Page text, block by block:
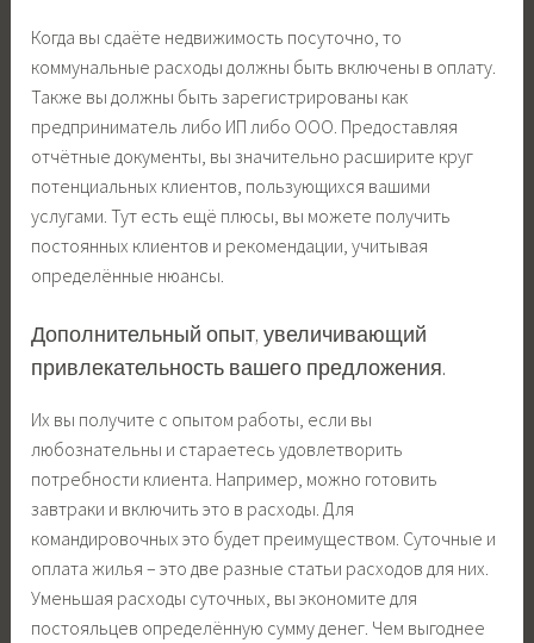
Когда вы сдаёте недвижимость посуточно, то
коммунальные расходы должны быть включены в оплату.
Также вы должны быть зарегистрированы как
предприниматель либо ИП либо ООО. Предоставляя
отчётные документы, вы значительно расширите круг
потенциальных клиентов, пользующихся вашими
услугами. Тут есть ещё плюсы, вы можете получить
постоянных клиентов и рекомендации, учитывая
определённые нюансы.
Дополнительный опыт, увеличивающий
привлекательность вашего предложения.
Их вы получите с опытом работы, если вы
любознательны и стараетесь удовлетворить
потребности клиента. Например, можно готовить
завтраки и включить это в расходы. Для
командировочных это будет преимуществом. Суточные и
оплата жилья – это две разные статьи расходов для них.
Уменьшая расходы суточных, вы экономите для
постояльцев определённую сумму денег. Чем выгоднее